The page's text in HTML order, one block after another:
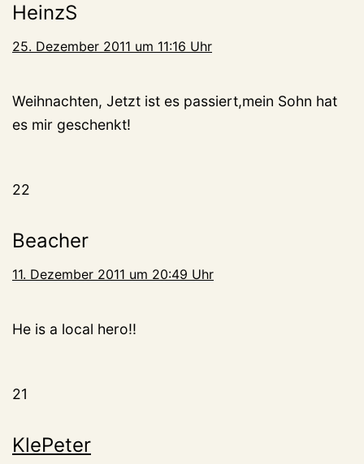
HeinzS
25. Dezember 2011 um 11:16 Uhr
Weihnachten, Jetzt ist es passiert,mein Sohn hat
es mir geschenkt!
22
Beacher
11. Dezember 2011 um 20:49 Uhr
He is a local hero!!
21
KlePeter